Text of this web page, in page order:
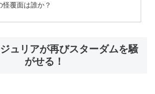
怪覆面は誰か？
ュリアが再びスターダムを騒
がせる！